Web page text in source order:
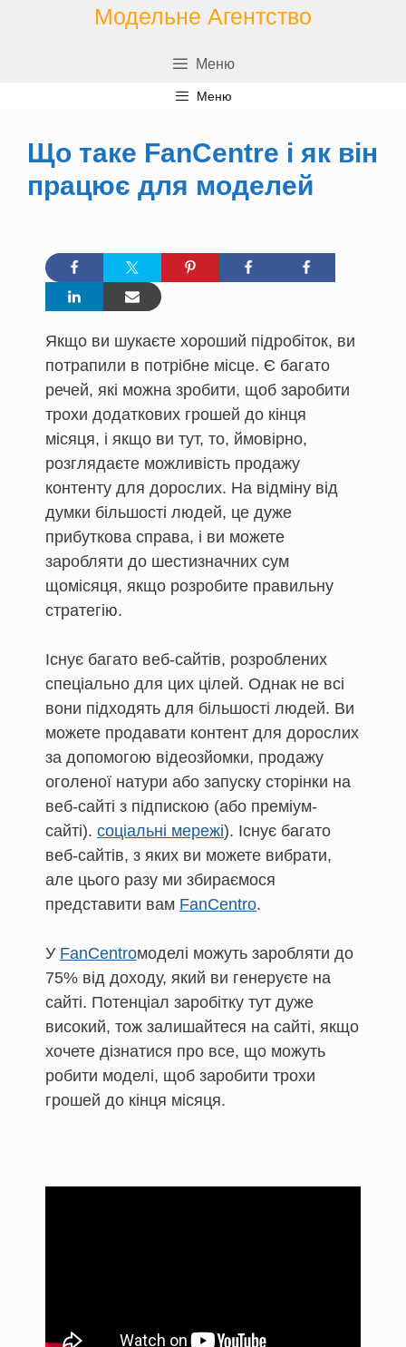
Модельне Агентство
Меню
Меню
Що таке FanCentre і як він
працює для моделей
Якщо ви шукаєте хороший підробіток, ви
потрапили в потрібне місце. Є багато
речей, які можна зробити, щоб заробити
трохи додаткових грошей до кінця
місяця, і якщо ви тут, то, ймовірно,
розглядаєте можливість продажу
контенту для дорослих. На відміну від
думки більшості людей, це дуже
прибуткова справа, і ви можете
заробляти до шестизначних сум
щомісяця, якщо розробите правильну
стратегію.
Існує багато веб-сайтів, розроблених
спеціально для цих цілей. Однак не всі
вони підходять для більшості людей. Ви
можете продавати контент для дорослих
за допомогою відеозйомки, продажу
оголеної натури або запуску сторінки на
веб-сайті з підпискою (або преміум-
сайті). соціальні мережі). Існує багато
веб-сайтів, з яких ви можете вибрати,
але цього разу ми збираємося
представити вам FanCentro.
У FanCentroмоделі можуть заробляти до
75% від доходу, який ви генеруєте на
сайті. Потенціал заробітку тут дуже
високий, тож залишайтеся на сайті, якщо
хочете дізнатися про все, що можуть
робити моделі, щоб заробити трохи
грошей до кінця місяця.